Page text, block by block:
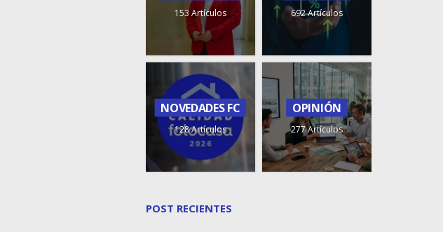
153 Artículos 692 Artículos
NOVEDADES FC
128 Artículos
OPINIÓN
277 Artículos
POST RECIENTES